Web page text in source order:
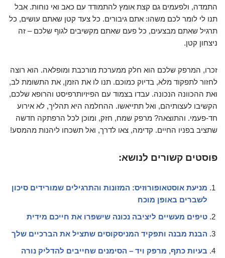
התמדה, ולפעמים גם קצת אומץ להתמודד עם כאב ואי נוחות. אבל
תנו לי לומר לכם משהו: אתם גיבורים. כל צעד קטן שאתם עושים, כל
תרגיל שאתם מבצעים, כל פעם שאתם מקשיבים לגוף שלכם – זה
ניצחון קטן.
זכרו, המרפק שלכם הוא חלק ממערכת מורכבת ומופלאה. הוא רוצה
לחזור לתפקוד מלא, בדיוק כמוכם. תנו לו את הזמן, את התשומת לב,
ואת ההכוונה הנכונה. עבדו בצמוד עם הפיזיותרפיסט והרופא שלכם,
הקשיבו לעצותיהם, ואל תתייאשו. ההחלמה היא תהליך, לא אירוע
חד-פעמי. והתוצאה? מרפק שמח, חזק, ומוכן לכל הרפתקה חדשה
שתציב בפניו החיים. קדימה, צאו לדרך, ואל תשכחו ליהנות מהמסע!
פוסטים קשורים לנושא:
מניעת אוסטאופורוזיס: המזונות והתרגילים שמורידים סיכון
לשברים באופן מוכח
טיפים מעשיים ליציבה נכונה שישפרו את חייכם מידית
הבנת מבנה ותפקיד המניסקוסים שתציל את הברכיים שלך
בעיות כתף, מרפק ויד – הסימנים שחייבים להדליק נורה